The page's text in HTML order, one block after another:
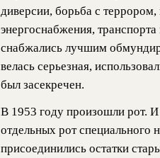
диверсии, борьба с
энергоснабжения,
снабжались лучшим
велась серьезная,
был засекречен.
В 1953 году произошли рот. И
отдельных рот специального
присоединились остатки